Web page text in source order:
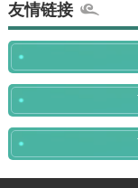
友情链接